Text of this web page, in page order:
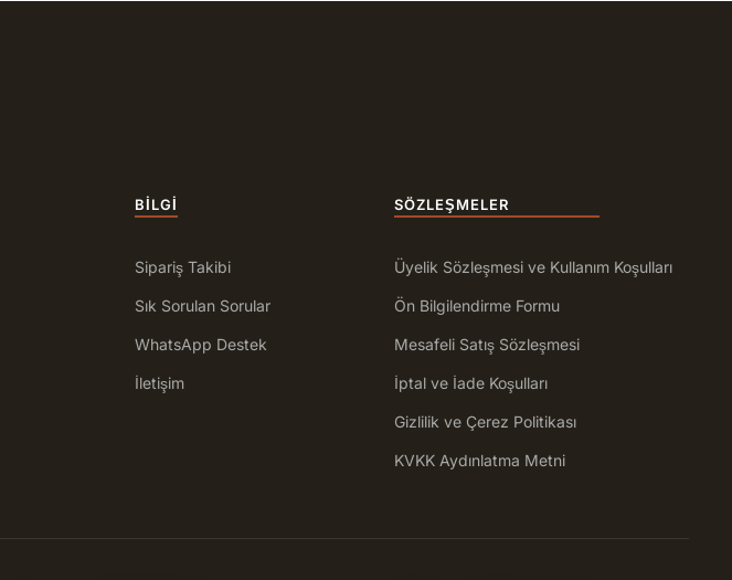
BILGI
Sipariş Takibi
Sık Sorulan Sorular
WhatsApp Destek
İletişim
SÖZLEŞMELER
Üyelik Sözleşmesi ve Kullanım Koşulları
Ön Bilgilendirme Formu
Mesafeli Satış Sözleşmesi
İptal ve İade Koşulları
Gizlilik ve Çerez Politikası
KVKK Aydınlatma Metni